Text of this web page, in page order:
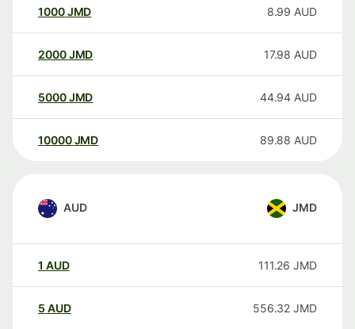
1000JMD 8.99 AUD
2000JMD 17.98 AUD
5000JMD 44.94 AUD
10000 JMD 89.88 AUD
AUD JMD
1 AUD 111.26 JMD
5 AUD 556.32 JMD